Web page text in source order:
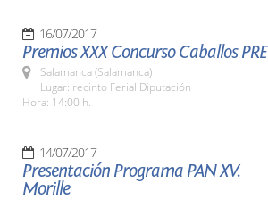
16/07/2017
Premios XXX Concurso Caballos PRE
Salamanca (Salamanca)
Lugar: recinto Ferial Diputación
Hora: 14:00 h.
14/07/2017
Presentación Programa PAN XV.
Morille